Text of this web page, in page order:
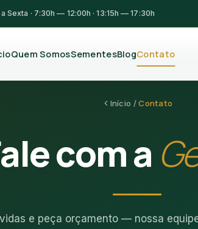
Sexta · 7:30h — 12:00h · 13:15h — 17:30h
Quem SomosSementesBlogContato
Início /Contato
com a
e peça orçamento — nossa